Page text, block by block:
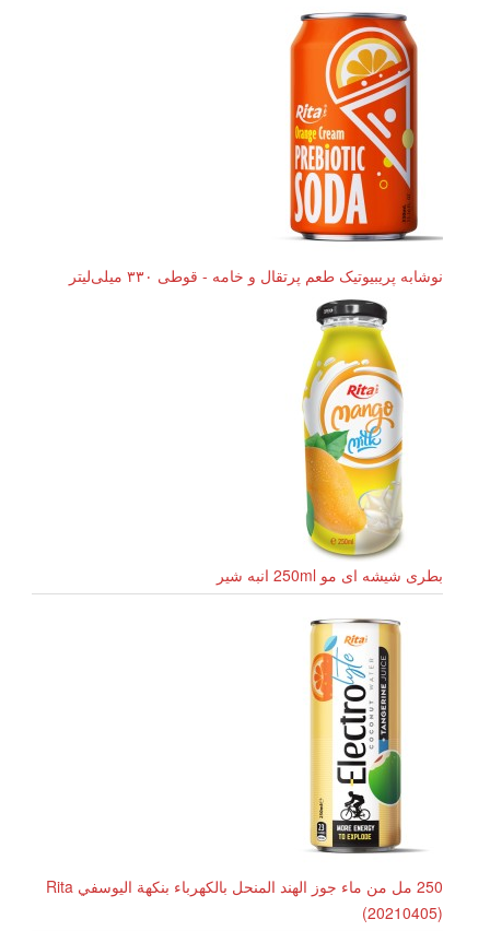
نوشابه پریبیوتیک طعم پرتقال و خامه - قوطی ۳۳۰ میلی‌لیتر
بطری شیشه ای مو 250ml انبه شیر
250 مل من ماء جوز الهند المنحل بالكهرباء بنكهة اليوسفي Rita
(20210405)